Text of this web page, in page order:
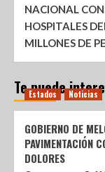
NACIONAL
HOSPITALES
MILLONES DE
Te puede
Estados Noticias
GOBIERNO DE
PAVIMENTACIÓN
DOLORES